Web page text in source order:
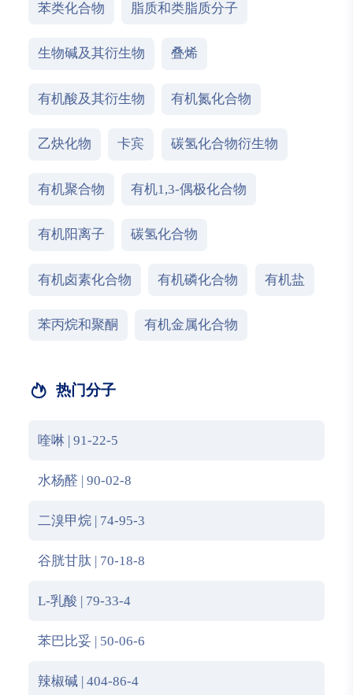
苯类化合物 脂质和类脂质分子
生物碱及其衍生物 叠烯
有机酸及其衍生物 有机氮化合物
乙炔化物 卡宾 碳氢化合物衍生物
有机聚合物 有机1,3-偶极化合物
有机阳离子 碳氢化合物
有机卤素化合物 有机磷化合物 有机盐
苯丙烷和聚酮 有机金属化合物
热门分子
喹啉 | 91-22-5
水杨醛 | 90-02-8
二溴甲烷 | 74-95-3
谷胱甘肽 | 70-18-8
L-乳酸 | 79-33-4
苯巴比妥 | 50-06-6
辣椒碱 | 404-86-4